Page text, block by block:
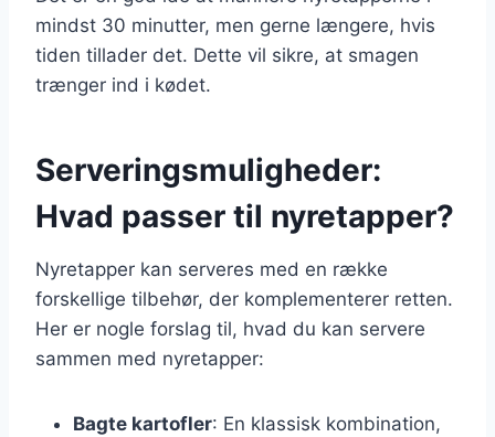
mindst 30 minutter, men gerne længere, hvis
tiden tillader det. Dette vil sikre, at smagen
trænger ind i kødet.
Serveringsmuligheder:
Hvad passer til nyretapper?
Nyretapper kan serveres med en række
forskellige tilbehør, der komplementerer retten.
Her er nogle forslag til, hvad du kan servere
sammen med nyretapper:
Bagte kartofler: En klassisk kombination,